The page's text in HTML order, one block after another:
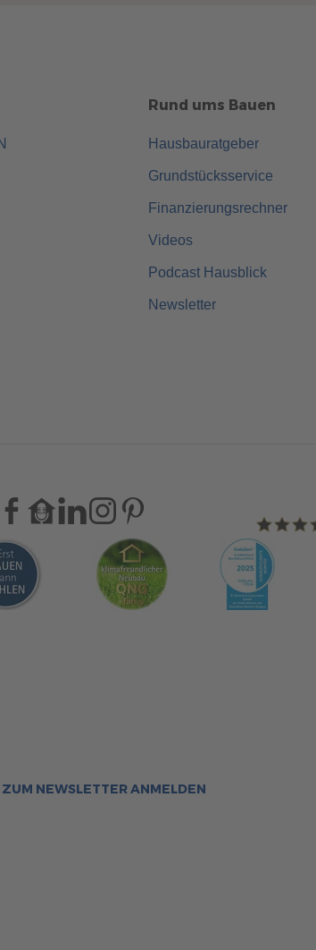
Rund ums Bauen
Hausbauratgeber
Grundstücksservice
Finanzierungsrechner
Videos
Podcast Hausblick
Newsletter
ZUM NEWSLETTER ANMELDEN